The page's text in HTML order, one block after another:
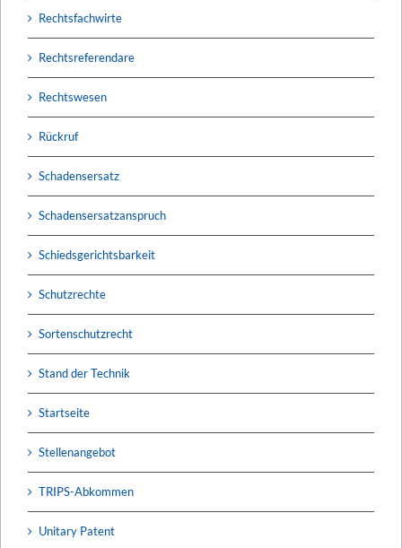
Rechtsfachwirte
Rechtsreferendare
Rechtswesen
Rückruf
Schadensersatz
Schadensersatzanspruch
Schiedsgerichtsbarkeit
Schutzrechte
Sortenschutzrecht
Stand der Technik
Startseite
Stellenangebot
TRIPS-Abkommen
Unitary Patent